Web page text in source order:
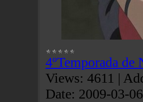
4ºTemporada de
Views: 4611 |
Date: 2009-03-06